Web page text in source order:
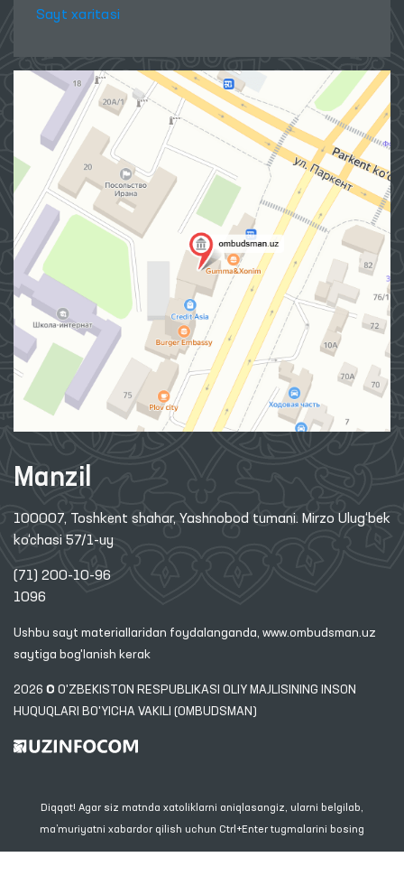
Sayt xaritasi
Manzil
100007, Toshkent shahar, Yashnobod tumani. Mirzo Ulug‘bek
ko‘chasi 57/1-uy
(71) 200-10-96
1096
Ushbu sayt materiallaridan foydalanganda, www.ombudsman.uz
saytiga bog'lanish kerak
2026 © O'ZBEKISTON RESPUBLIKASI OLIY MAJLISINING INSON
HUQUQLARI BO'YICHA VAKILI (OMBUDSMAN)
Diqqat! Agar siz matnda xatoliklarni aniqlasangiz, ularni belgilab,
ma’muriyatni xabardor qilish uchun Ctrl+Enter tugmalarini bosing